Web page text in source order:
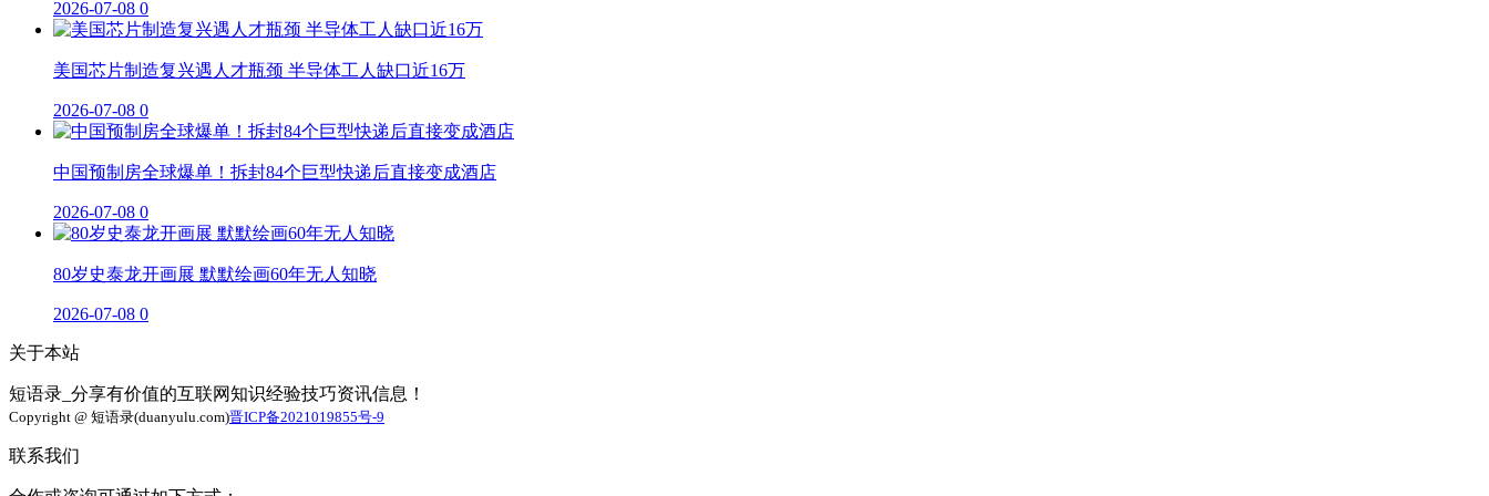
2026-07-08 0
美国芯片制造复兴遇人才瓶颈 半导体工人缺口近16万
2026-07-08 0
中国预制房全球爆单！拆封84个巨型快递后直接变成酒店
2026-07-08 0
80岁史泰龙开画展 默默绘画60年无人知晓
2026-07-08 0
关于本站
短语录_分享有价值的互联网知识经验技巧资讯信息！
Copyright @ 短语录(duanyulu.com)晋ICP备2021019855号-9
联系我们